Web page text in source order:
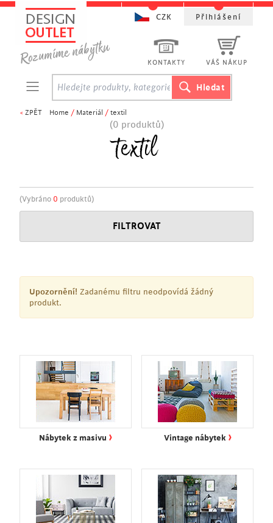
< ZPĚT Home / Materiál / textil
(0 produktů)
textil
(Vybráno 0 produktů)
FILTROVAT
Upozornění! Zadanému filtru neodpovídá žádný
produkt.
Nábytek z masivu › Vintage nábytek ›
KONTAKTY VÁŠ NÁKUP
CZK Přihlášení